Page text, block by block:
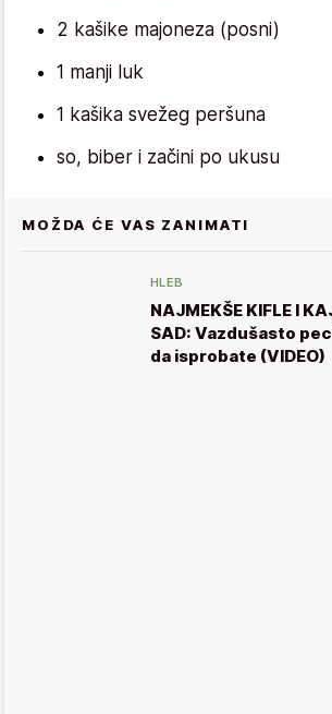
2 kašike majoneza (posni)
1 manji luk
1 kašika svežeg peršuna
so, biber i začini po ukusu
MOŽDA ĆE VAS ZANIMATI
HLEB
NAJMEKŠE KIFLE I
SAD: Vazdušasto
da isprobate (VIDEO)